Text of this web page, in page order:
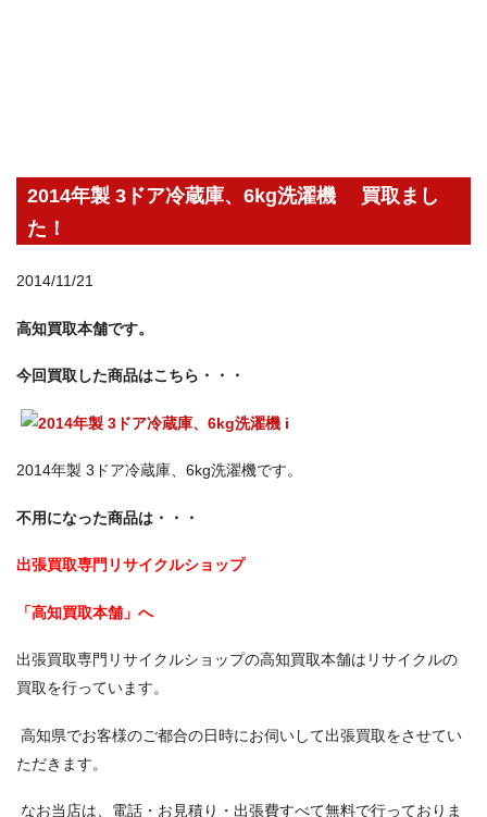
2014年製 3ドア冷蔵庫、6kg洗濯機 買取まし
た！
2014/11/21
高知買取本舗です。
今回買取した商品はこちら・・・
2014年製 3ドア冷蔵庫、6kg洗濯機です。
不用になった商品は・・・
出張買取専門リサイクルショップ
「高知買取本舗」へ
出張買取専門リサイクルショップの高知買取本舗はリサイクルの
買取を行っています。
高知県でお客様のご都合の日時にお伺いして出張買取をさせてい
ただきます。
なお当店は、電話・お見積り・出張費すべて無料で行っておりま